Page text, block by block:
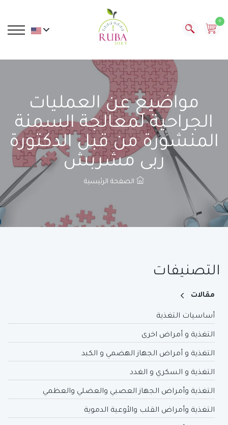
0
مواضيع عن العمليات
الجراحية لمعالجة السمنة
المنشورة من قبل الدكتورة
ربى مشربش
الصفحة الرئيسية
التصنيفات
مقالات
أساسيات التغذية
التغذية و أمراض اخرى
التغذية و أمراض الجهاز الهضمي و الكبد
التغذية و السكري و الغدد
التغذية وأمراض الجهاز العصبي والعضلي والعظمي
التغذية وأمراض القلب والأوعية الدموية